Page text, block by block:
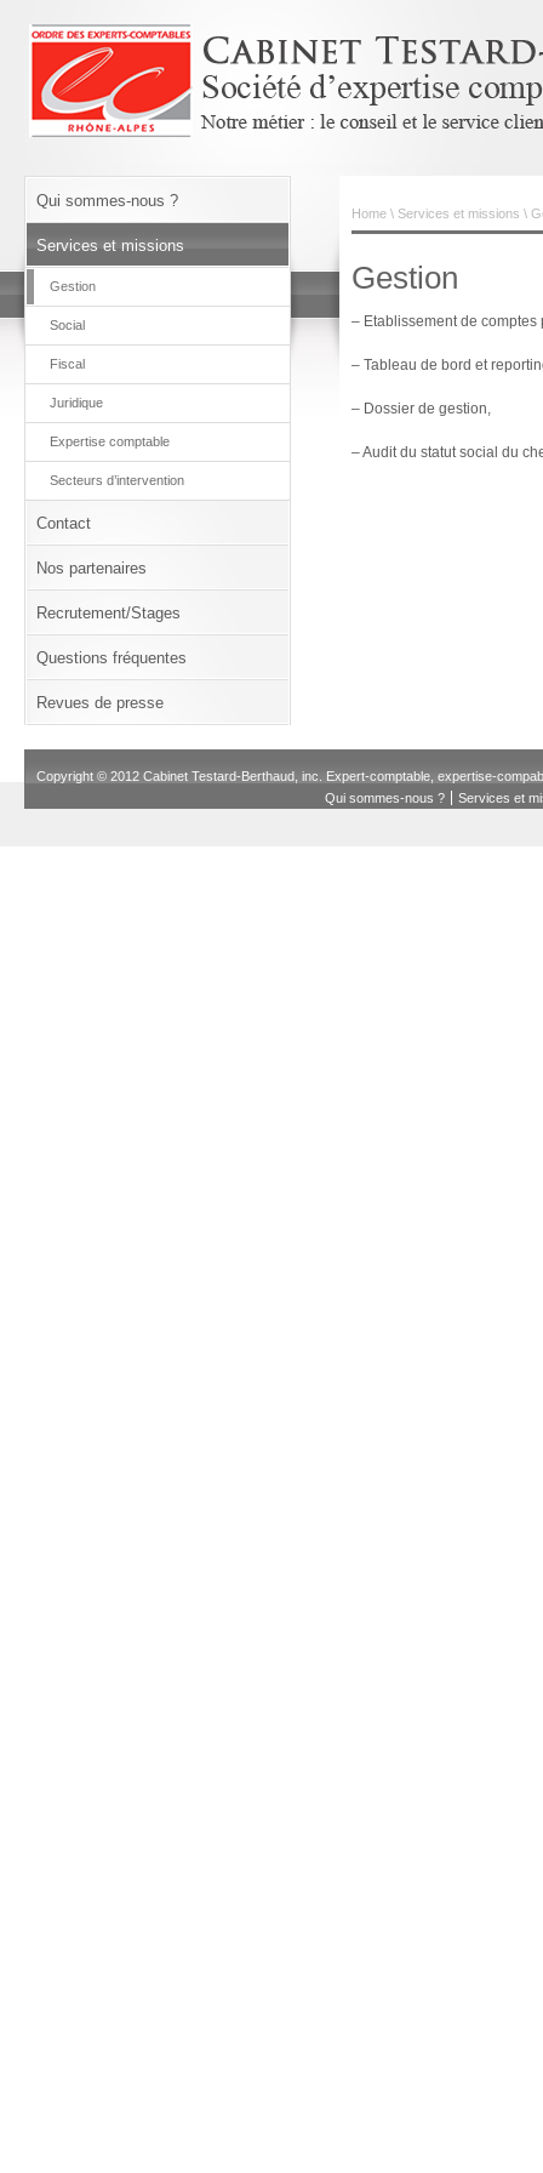
Qui sommes-nous ?
Services et missions
Gestion
Social
Fiscal
Juridique
Expertise comptable
Secteurs d’intervention
Contact
Nos partenaires
Recrutement/Stages
Questions fréquentes
Revues de presse
Home \ Services et missions \
Gestion
– Etablissement de comptes
– Tableau de bord et
– Dossier de gestion,
– Audit du statut social du
Copyright © 2012 Cabinet Testard-Berthaud, inc. Expert-comptable, expertise-
Qui sommes-nous ?
Services et